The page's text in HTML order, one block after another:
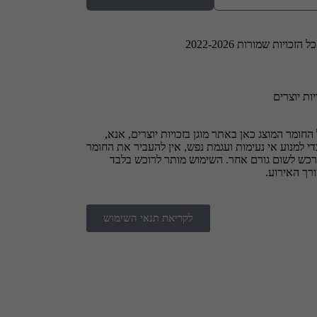
הזכויות שמורות 2022-2026
יוצרים
החומר המוצג כאן באתר מוגן בזכויות יוצרים, אנא,
למנוע אי נעימות ועגמת נפש, אין להעביר את החומר
לשום גורם אחר. השימוש מותר לרוכש בלבד
האירוע.
לקריאת תנאי השימוש